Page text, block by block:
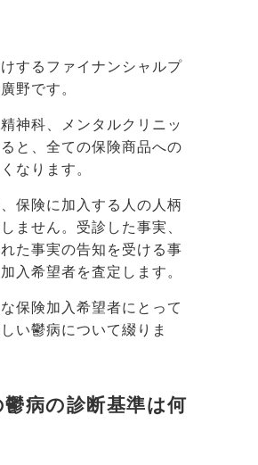
するファイナンシャルプ
野です。
神科、メンタルクリニッ
と、全ての保険商品への
なります。
保険に加入する人の人柄
ません。受診した事実、
た事実の告知を受ける事
入希望者を査定します。
保険加入希望者にとって
い鬱病について綴りま
鬱病の診断基準は何